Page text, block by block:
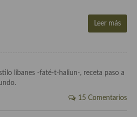
Leer más
15 Comentarios